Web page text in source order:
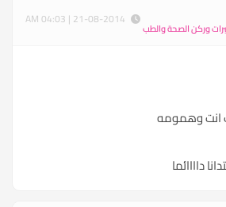
وركن الصحة والطب
انت وهمومه
داااائما